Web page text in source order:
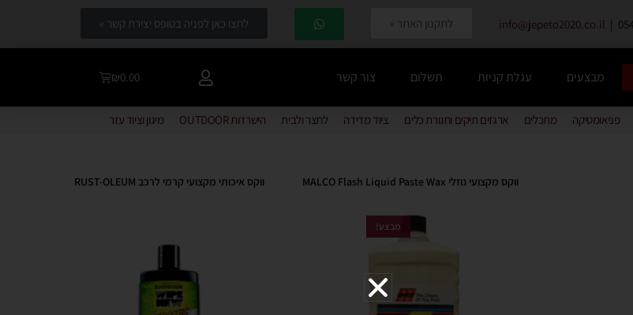
info@jepeto2020.co.il לתקנון האתר » לחצו כאן לפניה בטופס יצירת קשר »
מבצעים עגלת קניות תשלום צור קשר ₪0.00
פניאומטיקה מתכלים ארגזים תיקים וחגורת כלים ציוד מדידה לחצר ולבית הישרדות OUTDOOR מיגון וציוד עזר
ווקס איכותי מקצועי קרמי לרכב RUST-OLEUM ווקס מקצועי נוזלי MALCO Flash Liquid Paste Wax
מבצע!